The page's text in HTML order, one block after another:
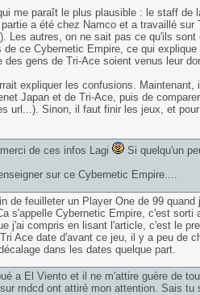
me paraît le plus plausible : le staff de
a été chez Namco et a travaillé
Les autres, on ne sait pas ce qu'ils
de ce Cybernetic Empire, ce qui
des gens de Tri-Ace soient venus leur
expliquer les confusions.
Japan et de Tri-Ace, puis de
url...). Sinon, il faut finir les jeux, et
de ces infos Lagi
Si quelqu'un
sur ce Cybernetic Empire....
de feuilleter un Player One de 99
s'appelle Cybernetic Empire, c'est
j'ai compris en lisant l'article, c'est le
Ace date d'avant ce jeu, il y a peu de
dans les dates quelque part.
a El Viento et il ne m'attire guère de
mdcd ont attiré mon attention. Sais tu